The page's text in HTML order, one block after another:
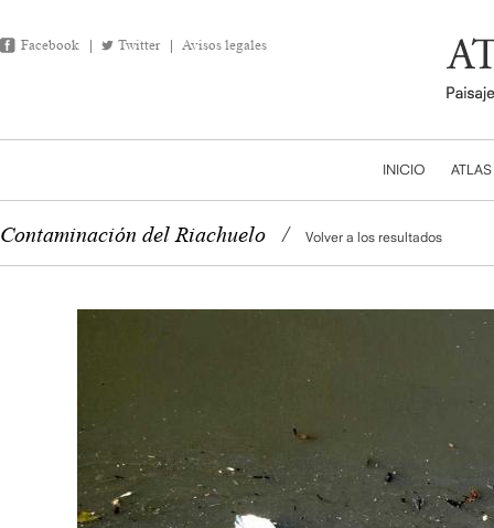
Facebook Twitter Avisos legales
INICIO ATLAS
Contaminación del Riachuelo / Volver a los resultados